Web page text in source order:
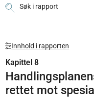
Søk i rapport
Innhold i rapporten
Kapittel 8
rettet mot